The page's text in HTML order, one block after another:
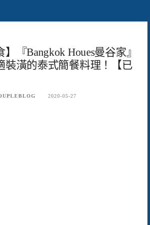
】『Bangkok Houes曼谷家』
裝潢的泰式簡餐料理！【已
2020-05-27